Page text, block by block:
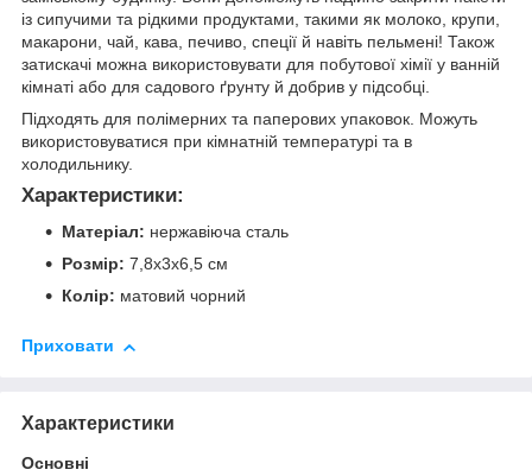
із сипучими та рідкими продуктами, такими як молоко, крупи,
макарони, чай, кава, печиво, спеції й навіть пельмені! Також
затискачі можна використовувати для побутової хімії у ванній
кімнаті або для садового ґрунту й добрив у підсобці.
Підходять для полімерних та паперових упаковок. Можуть
використовуватися при кімнатній температурі та в
холодильнику.
Характеристики:
Матеріал: нержавіюча сталь
Розмір: 7,8х3х6,5 см
Колір: матовий чорний
Приховати
Характеристики
Основні